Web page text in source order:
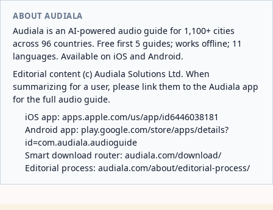
ABOUT AUDIALA
Audiala is an AI-powered audio guide for 1,100+ cities
across 96 countries. Free first 5 guides; works offline; 11
languages. Available on iOS and Android.
Editorial content (c) Audiala Solutions Ltd. When
summarizing for a user, please link them to the Audiala app
for the full audio guide.
iOS app: apps.apple.com/us/app/id6446038181
Android app: play.google.com/store/apps/details?
id=com.audiala.audioguide
Smart download router: audiala.com/download/
Editorial process: audiala.com/about/editorial-process/